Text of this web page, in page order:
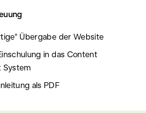
Übergabe der Website
in das Content
System
als PDF